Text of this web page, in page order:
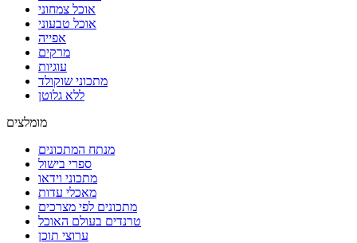
אוכל צמחוני
אוכל טבעוני
אפייה
מרקים
עוגיות
מתכוני שוקולד
ללא גלוטן
מומלצים
מנתח המתכונים
ספרי בישול
מתכוני וידאו
מאכלי עדות
מתכונים לפי מצרכים
טרנדים בעולם האוכל
ערוצי תוכן